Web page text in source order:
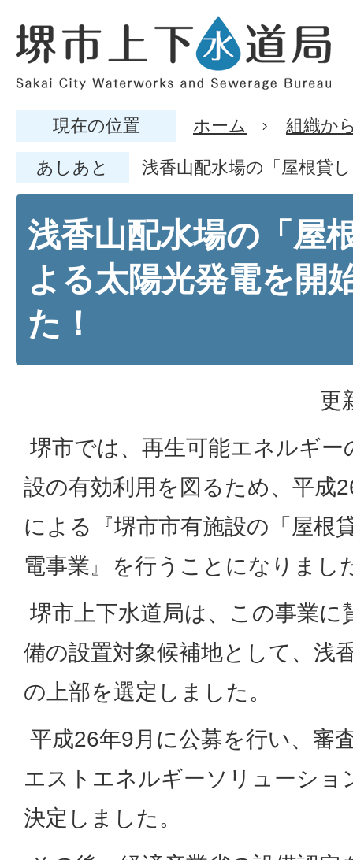
現在の位置 ホーム 組織か
あしあと 浅香山配水場の「屋根貸
浅香山配水場の「屋
よる太陽光発電を開
た！
更
堺市では、再生可能エネルギー
設の有効利用を図るため、平成
による『堺市市有施設の「屋根
電事業』を行うことになりまし
堺市上下水道局は、この事業に
備の設置対象候補地として、浅
の上部を選定しました。
平成26年9月に公募を行い、審
エストエネルギーソリューショ
決定しました。